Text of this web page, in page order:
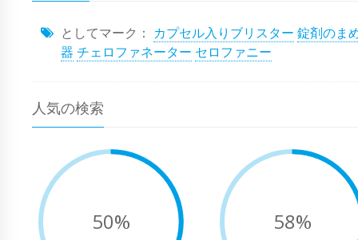
としてマーク： カプセル入りブリスター 錠剤のま
器 チェロファネーター セロファニー
人気の検索
50% 58%